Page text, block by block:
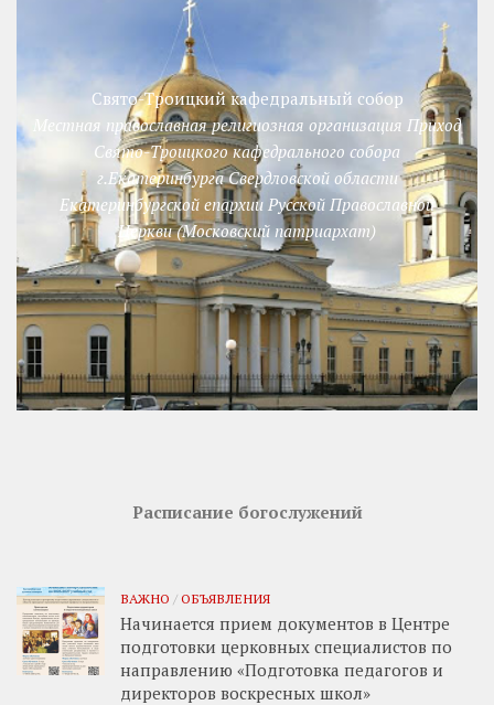
Свято-Троицкий кафедральный собор
Местная православная религиозная организация Приход
Свято-Троицкого кафедрального собора
г.Екатеринбурга Свердловской области
Екатеринбургской епархии Русской Православной
Церкви (Московский патриархат)
Расписание богослужений
ВАЖНО / ОБЪЯВЛЕНИЯ
Начинается прием документов в Центре
подготовки церковных специалистов по
направлению «Подготовка педагогов и
директоров воскресных школ»